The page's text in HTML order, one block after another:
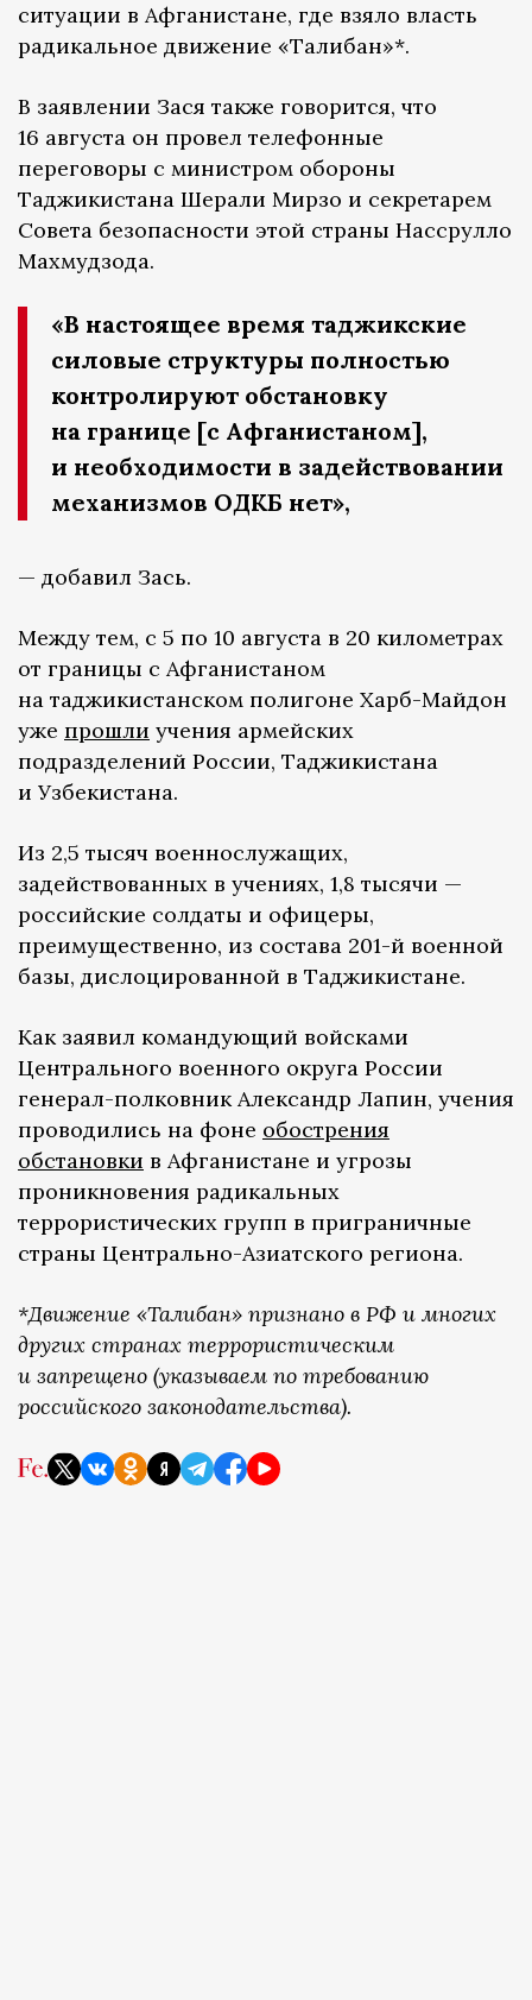
ситуации в Афганистане, где взяло власть
радикальное движение «Талибан»*.
В заявлении Зася также говорится, что
16 августа он провел телефонные
переговоры с министром обороны
Таджикистана Шерали Мирзо и секретарем
Совета безопасности этой страны Нассрулло
Махмудзода.
«В настоящее время таджикские
силовые структуры полностью
контролируют обстановку
на границе [с Афганистаном],
и необходимости в задействовании
механизмов ОДКБ нет»,
— добавил Зась.
Между тем, с 5 по 10 августа в 20 километрах
от границы с Афганистаном
на таджикистанском полигоне Харб-Майдон
уже прошли учения армейских
подразделений России, Таджикистана
и Узбекистана.
Из 2,5 тысяч военнослужащих,
задействованных в учениях, 1,8 тысячи —
российские солдаты и офицеры,
преимущественно, из состава 201-й военной
базы, дислоцированной в Таджикистане.
Как заявил командующий войсками
Центрального военного округа России
генерал-полковник Александр Лапин, учения
проводились на фоне обострения
обстановки в Афганистане и угрозы
проникновения радикальных
террористических групп в приграничные
страны Центрально-Азиатского региона.
*Движение «Талибан» признано в РФ и многих
других странах террористическим
и запрещено (указываем по требованию
российского законодательства).